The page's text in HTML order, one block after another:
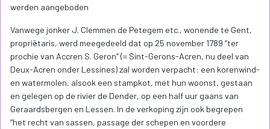
werden aangeboden
Vanwege jonker J. Clemmen de Petegem etc., wonende te Gent,
propriëtaris, werd meegedeeld dat op 25 november 1789 “ter
prochie van Accren S. Geron” (= Sint-Gerons-Acren, nu deel van
Deux-Acren onder Lessines) zal worden verpacht: een korenwind-
en watermolen, alsook een stampkot, met hun woonst, gestaan
en gelegen op de rivier de Dender, op een half uur gaans van
Geraardsbergen en Lessen. In de verkoping zijn ook begrepen
“het recht van sassen, passage der schepen en voordere